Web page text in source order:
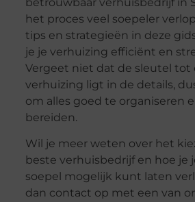
het proces veel soepeler
tips en strategieën in deze
je je verhuizing efficiënt en
Vergeet niet dat de sleutel tot
verhuizing ligt in de details,
om alles goed te organiseren
bereiden.
Wil je meer weten over het
beste verhuisbedrijf en hoe je
soepel mogelijk kunt laten
dan contact op met een van